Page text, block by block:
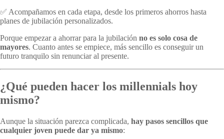
✅ Acompañamos en cada etapa, desde los primeros ahorros hasta
planes de jubilación personalizados.
Porque empezar a ahorrar para la jubilación no es solo cosa de
mayores. Cuanto antes se empiece, más sencillo es conseguir un
futuro tranquilo sin renunciar al presente.
¿Qué pueden hacer los millennials hoy
mismo?
Aunque la situación parezca complicada, hay pasos sencillos que
cualquier joven puede dar ya mismo: